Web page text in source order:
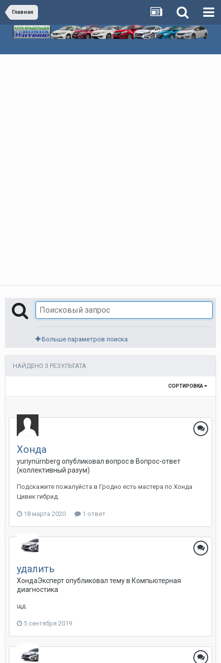
Главная
Больше параметров поиска
НАЙДЕНО 3 РЕЗУЛЬТАТА
СОРТИРОВКА
Хонда
yuriynürnberg опубликовал вопрос в Вопрос-ответ
(коллективный разум)
Подскажите пожалуйста в Гродно есть мастера по Хонда
Цивик гибрид.
18 марта 2020 1 ответ
удалить
ХондаЭкспертопубликовал тему в Компьютерная
диагностика
щд
5 сентября 2019